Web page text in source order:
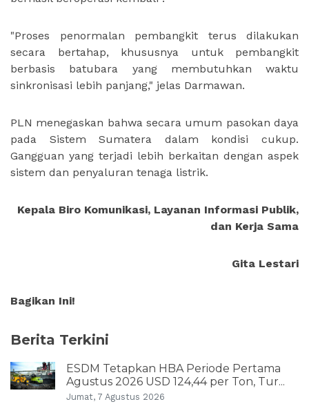
"Proses penormalan pembangkit terus dilakukan
secara bertahap, khususnya untuk pembangkit
berbasis batubara yang membutuhkan waktu
sinkronisasi lebih panjang," jelas Darmawan.
PLN menegaskan bahwa secara umum pasokan daya
pada Sistem Sumatera dalam kondisi cukup.
Gangguan yang terjadi lebih berkaitan dengan aspek
sistem dan penyaluran tenaga listrik.
Kepala Biro Komunikasi, Layanan Informasi Publik,
dan Kerja Sama
Gita Lestari
Bagikan Ini!
Berita Terkini
ESDM Tetapkan HBA Periode Pertama
Agustus 2026 USD 124,44 per Ton, Tur...
Jumat, 7 Agustus 2026